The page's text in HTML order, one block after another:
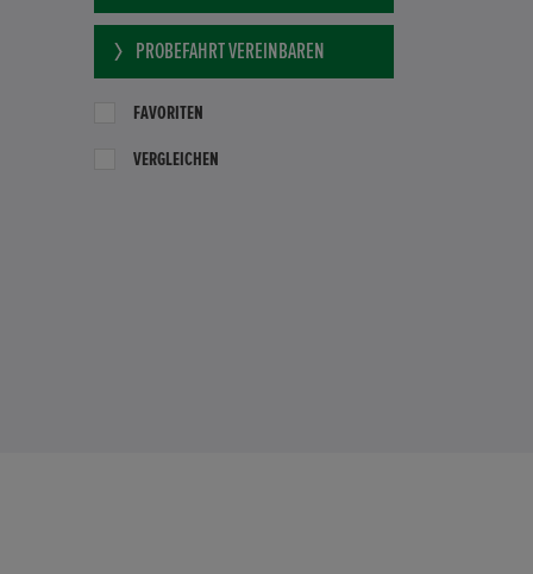
PROBEFAHRT VEREINBAREN
FAVORITEN
VERGLEICHEN